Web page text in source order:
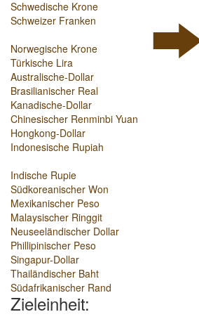
Schwedische Krone
Schweizer Franken
Norwegische Krone
Türkische Lira
Australische-Dollar
Brasilianischer Real
Kanadische-Dollar
Chinesischer Renminbi Yuan
Hongkong-Dollar
Indonesische Rupiah
Indische Rupie
Südkoreanischer Won
Mexikanischer Peso
Malaysischer Ringgit
Neuseeländischer Dollar
Phillipinischer Peso
Singapur-Dollar
Thailändischer Baht
Südafrikanischer Rand
Zieleinheit: